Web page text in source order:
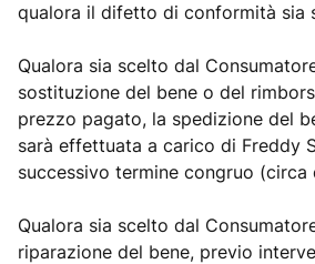
qualora il difetto di conformità sia
Qualora sia scelto dal
sostituzione del bene o del
prezzo pagato, la spedizione del
sarà effettuata a carico di Freddy
successivo termine congruo
Qualora sia scelto dal
riparazione del bene, previo